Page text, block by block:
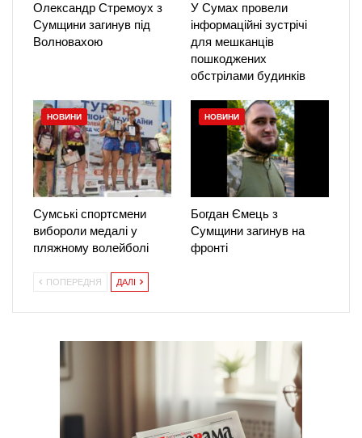
Олександр Стремоух з
Сумщини загинув під
Волновахою
У Сумах провели
інформаційні зустрічі
для мешканців
пошкоджених
обстрілами будинків
НОВИНИ
Сумські спортсмени
вибороли медалі у
пляжному волейболі
НОВИНИ
Богдан Ємець з
Сумщини загинув на
фронті
ПОПЕРЕДНЯ ДАЛІ